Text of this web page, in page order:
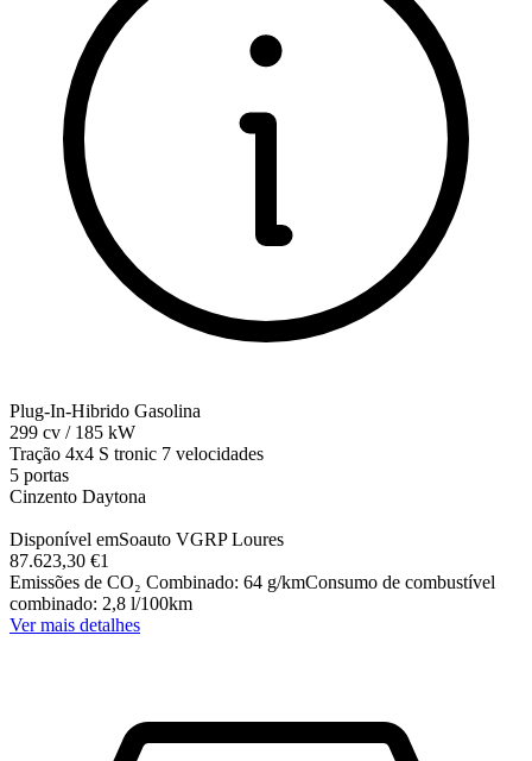
Plug-In-Hibrido Gasolina
299 cv / 185 kW
Tração 4x4 S tronic 7 velocidades
5 portas
Cinzento Daytona
Disponível emSoauto VGRP Loures
87.623,30 €1
Emissões de CO₂ Combinado: 64 g/kmConsumo de combustível
combinado: 2,8 l/100km
Ver mais detalhes